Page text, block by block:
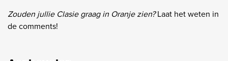
Zouden jullie Clasie graag in Oranje zien?Laat het weten in
de comments!